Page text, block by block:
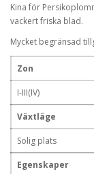
Kina för
vackert friska blad.
Mycket begränsad
Zon
I-III(IV)
Växtläge
Solig plats
Egenskaper